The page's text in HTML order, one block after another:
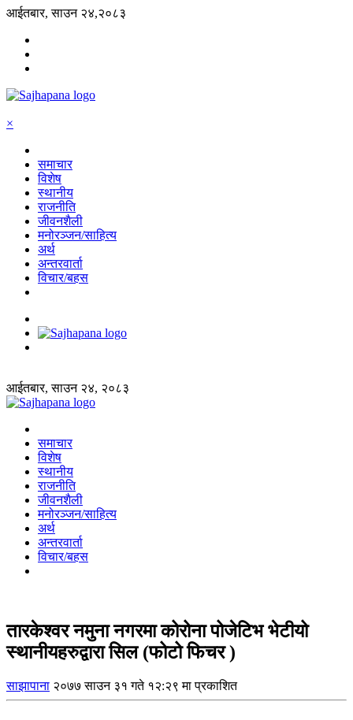
आईतबार, साउन २४,२०८३
×
समाचार
विशेष
स्थानीय
राजनीति
जीवनशैली
मनोरञ्जन/साहित्य
अर्थ
अन्तरवार्ता
विचार/बहस
आईतबार, साउन २४, २०८३
समाचार
विशेष
स्थानीय
राजनीति
जीवनशैली
मनोरञ्जन/साहित्य
अर्थ
अन्तरवार्ता
विचार/बहस
तारकेश्वर नमुना नगरमा कोरोना पोजेटिभ भेटीयो
स्थानीयहरुद्वारा सिल (फोटो फिचर )
साझापाना २०७७ साउन ३१ गते १२:२९ मा प्रकाशित